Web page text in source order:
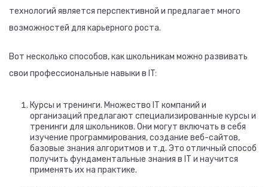
технологий является перспективной и предлагает много
возможностей для карьерного роста.
Вот несколько способов, как школьникам можно развивать
свои профессиональные навыки в IT:
Курсы и тренинги. Множество IT компаний и
организаций предлагают специализированные курсы и
тренинги для школьников. Они могут включать в себя
изучение программирования, создание веб-сайтов,
базовые знания алгоритмов и т.д. Это отличный способ
получить фундаментальные знания в IT и научится
применять их на практике.